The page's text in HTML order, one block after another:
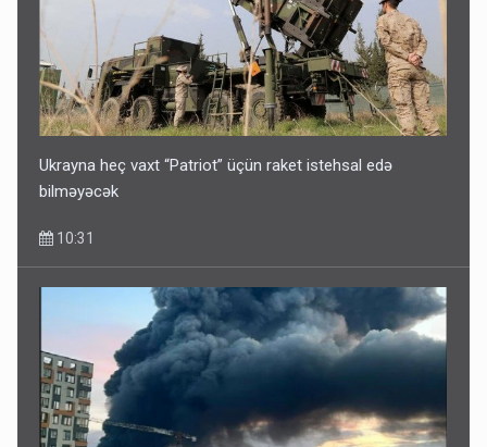
Ukrayna heç vaxt “Patriot” üçün raket istehsal edə
bilməyəcək
10:31